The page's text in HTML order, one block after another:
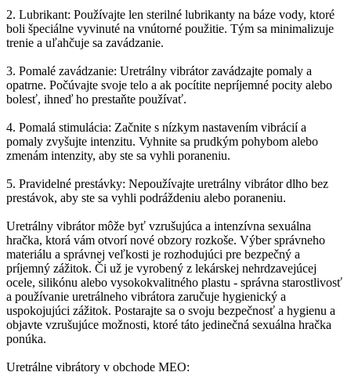
2. Lubrikant: Používajte len sterilné lubrikanty na báze vody, ktoré
boli špeciálne vyvinuté na vnútorné použitie. Tým sa minimalizuje
trenie a uľahčuje sa zavádzanie.
3. Pomalé zavádzanie: Uretrálny vibrátor zavádzajte pomaly a
opatrne. Počúvajte svoje telo a ak pocítite nepríjemné pocity alebo
bolesť, ihneď ho prestaňte používať.
4. Pomalá stimulácia: Začnite s nízkym nastavením vibrácií a
pomaly zvyšujte intenzitu. Vyhnite sa prudkým pohybom alebo
zmenám intenzity, aby ste sa vyhli poraneniu.
5. Pravidelné prestávky: Nepoužívajte uretrálny vibrátor dlho bez
prestávok, aby ste sa vyhli podráždeniu alebo poraneniu.
Uretrálny vibrátor môže byť vzrušujúca a intenzívna sexuálna
hračka, ktorá vám otvorí nové obzory rozkoše. Výber správneho
materiálu a správnej veľkosti je rozhodujúci pre bezpečný a
príjemný zážitok. Či už je vyrobený z lekárskej nehrdzavejúcej
ocele, silikónu alebo vysokokvalitného plastu - správna starostlivosť
a používanie uretrálneho vibrátora zaručuje hygienický a
uspokojujúci zážitok. Postarajte sa o svoju bezpečnosť a hygienu a
objavte vzrušujúce možnosti, ktoré táto jedinečná sexuálna hračka
ponúka.
Uretrálne vibrátory v obchode MEO: